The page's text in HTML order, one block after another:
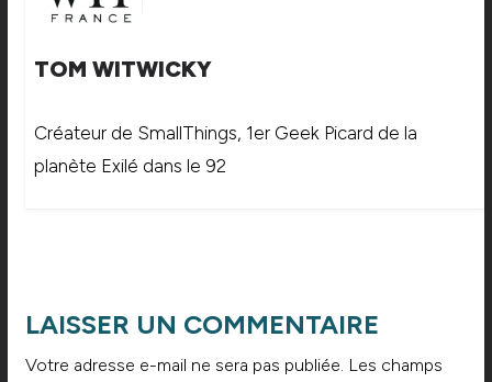
TOM WITWICKY
Créateur de SmallThings, 1er Geek Picard de la
planète Exilé dans le 92
LAISSER UN COMMENTAIRE
Votre adresse e-mail ne sera pas publiée. Les champs